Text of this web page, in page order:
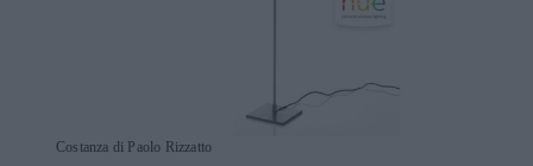
Costanza di Paolo Rizzatto